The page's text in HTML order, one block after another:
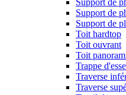
Support de
Support de
Support de
Toit hardtop
Toit ouvrant
Toit
Trappe
Traverse
Traverse